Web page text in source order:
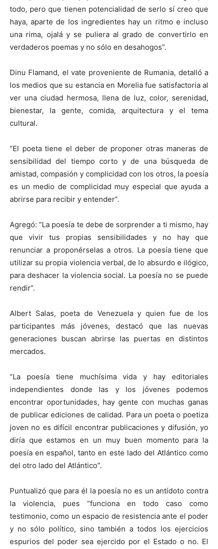
todo, pero que tienen potencialidad de serlo sí creo que
haya, aparte de los ingredientes hay un ritmo e incluso
una rima, ojalá y se puliera al grado de convertirlo en
verdaderos poemas y no sólo en desahogos”.
Dinu Flamand, el vate proveniente de Rumania, detalló a
los medios que su estancia en Morelia fue satisfactoria al
ver una ciudad hermosa, llena de luz, color, serenidad,
bienestar, la gente, comida, arquitectura y el tema
cultural.
“El poeta tiene el deber de proponer otras maneras de
sensibilidad del tiempo corto y de una búsqueda de
amistad, compasión y complicidad con los otros, la poesía
es un medio de complicidad muy especial que ayuda a
abrirse para recibir y entender”.
Agregó: “La poesía te debe de sorprender a ti mismo, hay
que vivir tus propias sensibilidades y no hay que
renunciar a proponérselas a otros. La poesía tiene que
utilizar su propia violencia verbal, de lo absurdo e ilógico,
para deshacer la violencia social. La poesía no se puede
rendir”.
Albert Salas, poeta de Venezuela y quien fue de los
participantes más jóvenes, destacó que las nuevas
generaciones buscan abrirse las puertas en distintos
mercados.
“La poesía tiene muchísima vida y hay editoriales
independientes donde las y los jóvenes podemos
encontrar oportunidades, hay gente con muchas ganas
de publicar ediciones de calidad. Para un poeta o poetiza
joven no es difícil encontrar publicaciones y difusión, yo
diría que estamos en un muy buen momento para la
poesía en español, tanto en este lado del Atlántico como
del otro lado del Atlántico”.
Puntualizó que para él la poesía no es un antídoto contra
la violencia, pues “funciona en todo caso como
testimonio, como un espacio de resistencia ante el poder
y no sólo político, sino también a todos los ejercicios
espurios del poder sea ejercido por el Estado o no. El